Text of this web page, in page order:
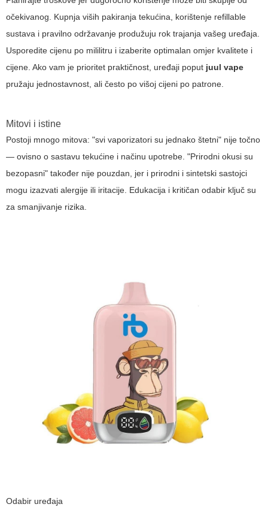
očekivanog. Kupnja viših pakiranja tekućina, korištenje refillable
sustava i pravilno održavanje produžuju rok trajanja vašeg uređaja.
Usporedite cijenu po mililitru i izaberite optimalan omjer kvalitete i
cijene. Ako vam je prioritet praktičnost, uređaji poput juul vape
pružaju jednostavnost, ali često po višoj cijeni po patrone.
Mitovi i istine
Postoji mnogo mitova: "svi vaporizatori su jednako štetni" nije točno
— ovisno o sastavu tekućine i načinu upotrebe. "Prirodni okusi su
bezopasni" također nije pouzdan, jer i prirodni i sintetski sastojci
mogu izazvati alergije ili iritacije. Edukacija i kritičan odabir ključ su
za smanjivanje rizika.
Odabir uređaja